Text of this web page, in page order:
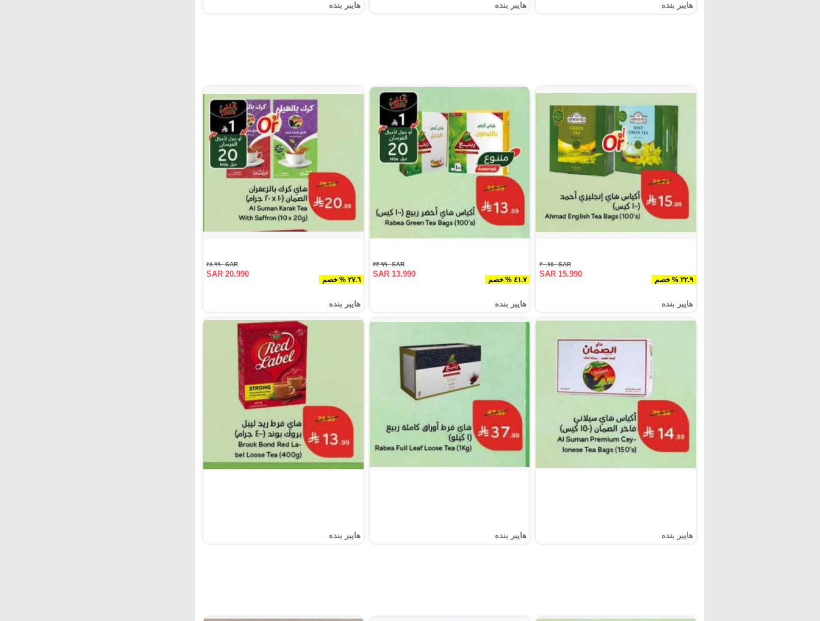
هايبر بنده هايبر بنده هايبر بنده
٢٢.٩ % خصم
SAR ٢٠.٧٥٠
SAR 15.990
هايبر بنده
٤١.٧ % خصم
SAR ٢٣.٩٩٠
SAR 13.990
هايبر بنده
٢٧.٦ % خصم
SAR ٢٨.٩٩٠
SAR 20.990
هايبر بنده
هايبر بنده هايبر بنده هايبر بنده